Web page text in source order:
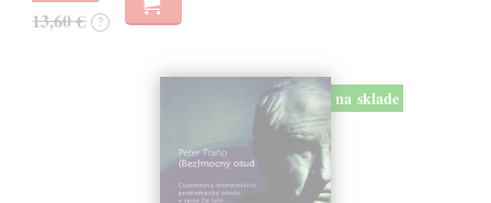
13,60 € ?
na sklade